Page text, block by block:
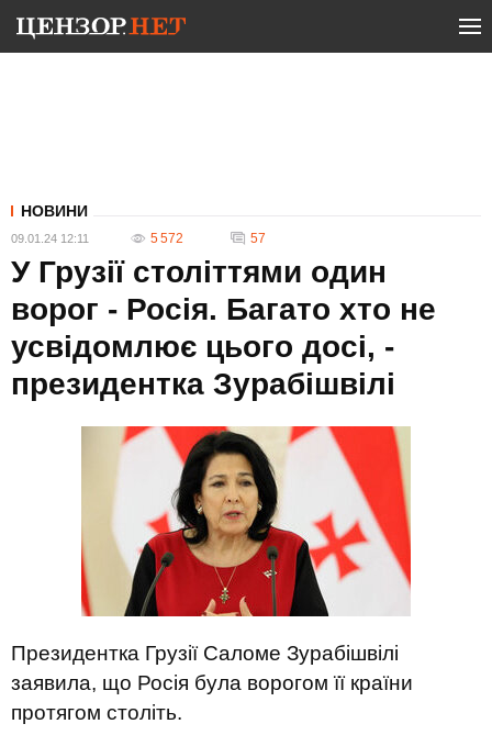
НОВИНИ
09.01.24 12:11 5 572 57
У Грузії століттями один
ворог - Росія. Багато хто не
усвідомлює цього досі, -
президентка Зурабішвілі
Президентка Грузії Саломе Зурабішвілі
заявила, що Росія була ворогом її країни
протягом століть.